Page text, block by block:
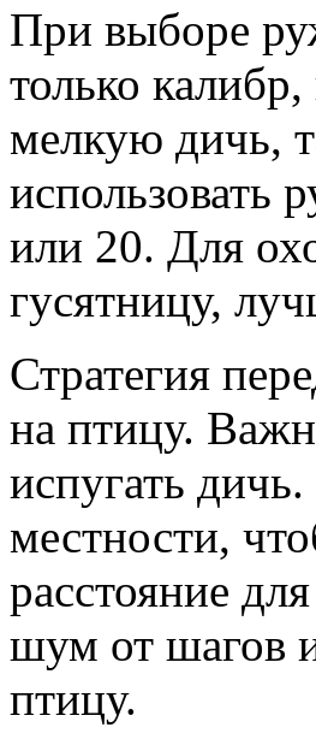
При выборе
только
мелкую дичь,
использовать
или 20. Для
гусятницу,
Стратегия
на птицу.
испугать
местности,
расстояние
шум от шагов
птицу.